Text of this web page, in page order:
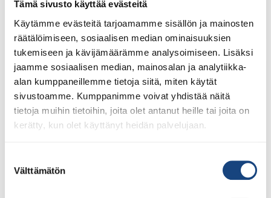
Tämä sivusto käyttää evästeitä
Käytämme evästeitä tarjoamamme sisällön ja mainosten
räätälöimiseen, sosiaalisen median ominaisuuksien
tukemiseen ja kävijämäärämme analysoimiseen. Lisäksi
jaamme sosiaalisen median, mainosalan ja analytiikka-
alan kumppaneillemme tietoja siitä, miten käytät
sivustoamme. Kumppanimme voivat yhdistää näitä
tietoja muihin tietoihin, joita olet antanut heille tai joita on
kerätty, kun olet käyttänyt heidän palvelujaan.
valinta
Välttämätön
huomionosoitus